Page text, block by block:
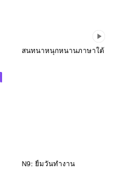
สนทนาหนุกหนานภาษาใต้
N9: ยิ้มวันทำงาน